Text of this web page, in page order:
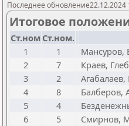
Последнее обновление22.12.2024
Итоговое
Ст.ном Ст.ном.
1
1 Мансуров,
2
7 Краев,
3
2
4
8 Балберов,
5
4
6
5 Смирнов,